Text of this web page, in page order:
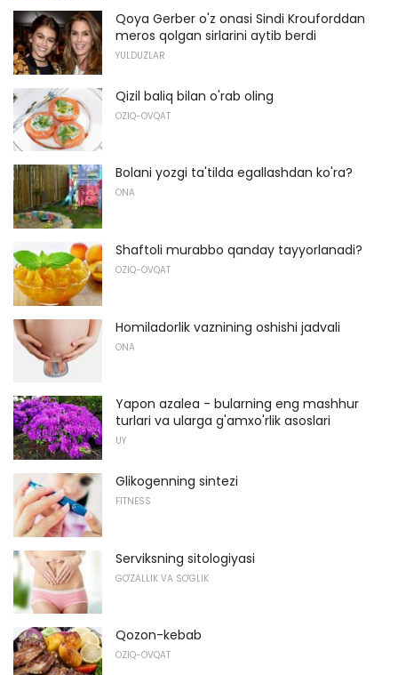
Qoya Gerber o'z onasi Sindi Krouforddan
meros qolgan sirlarini aytib berdi
YULDUZLAR
Qizil baliq bilan o'rab oling
OZIQ-OVQAT
Bolani yozgi ta'tilda egallashdan ko'ra?
ONA
Shaftoli murabbo qanday tayyorlanadi?
OZIQ-OVQAT
Homiladorlik vaznining oshishi jadvali
ONA
Yapon azalea - bularning eng mashhur
turlari va ularga g'amxo'rlik asoslari
UY
Glikogenning sintezi
FITNESS
Serviksning sitologiyasi
GO'ZALLIK VA SO'GLIK
Qozon-kebab
OZIQ-OVQAT